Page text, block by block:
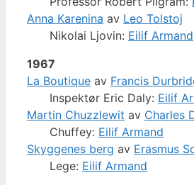
Anna Karenina av Leo Tolstoj
Nikolai Ljovin: Eilif Armand
1967
La Boutique av Francis
Inspektør Eric Daly: Eilif
Martin Chuzzlewit av Charles
Chuffey: Eilif Armand
Skyggenes berg av Erasmus
Lege: Eilif Armand